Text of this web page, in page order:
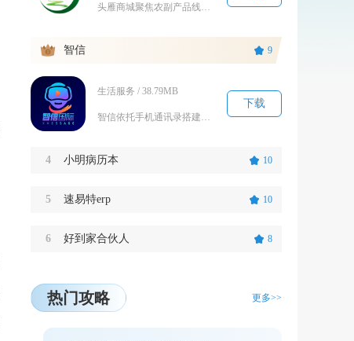
3 智信 9
生活服务 / 38.79MB
下载
4 小明病历本 10
5 速易特erp 10
6 好到家合伙人 8
热门攻略 更多>>